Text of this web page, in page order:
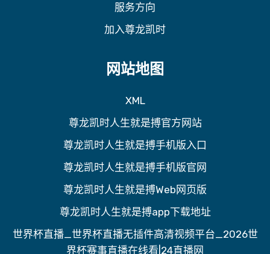
服务方向
加入尊龙凯时
网站地图
XML
尊龙凯时人生就是搏官方网站
尊龙凯时人生就是搏手机版入口
尊龙凯时人生就是搏手机版官网
尊龙凯时人生就是搏Web网页版
尊龙凯时人生就是搏app下载地址
世界杯直播_世界杯直播无插件高清视频平台_2026世
界杯赛事直播在线看|24直播网